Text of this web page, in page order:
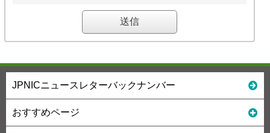
JPNICニュースレターバックナンバー
おすすめページ